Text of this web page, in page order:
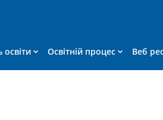
освіти Освітній процес Веб